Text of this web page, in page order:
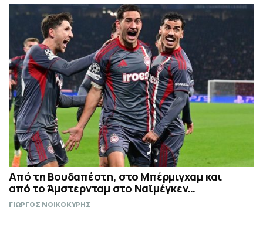
Από τη Βουδαπέστη, στο Μπέρμιγχαμ και
από το Άμστερνταμ στο Ναϊμέγκεν…
ΓΙΩΡΓΟΣ ΝΟΙΚΟΚΥΡΗΣ